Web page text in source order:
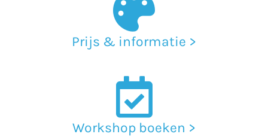
Prijs & informatie >
Workshop boeken >